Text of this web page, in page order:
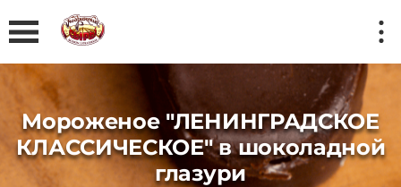
Мороженое "ЛЕНИНГРАДСКОЕ
КЛАССИЧЕСКОЕ" в шоколадной
глазури